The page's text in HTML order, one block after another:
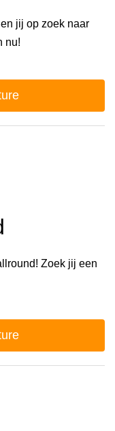
jij op zoek naar
nu!
Zoek jij een